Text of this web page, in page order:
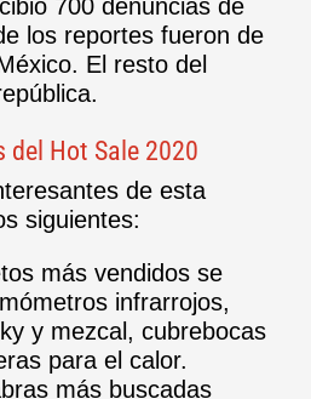
700 denuncias de
los reportes fueron de
El resto del
del Hot Sale 2020
de esta
siguientes:
más vendidos se
infrarrojos,
y mezcal, cubrebocas
para el calor.
más buscadas